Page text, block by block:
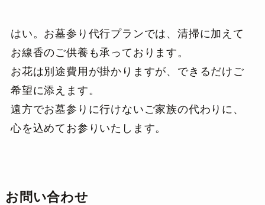
はい。お墓参り代行プランでは、清掃に加えて
お線香のご供養も承っております。
お花は別途費用が掛かりますが、できるだけご
希望に添えます。
遠方でお墓参りに行けないご家族の代わりに、
心を込めてお参りいたします。
お問い合わせ